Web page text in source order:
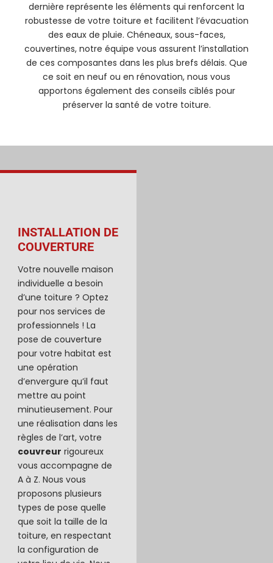
dernière représente les éléments qui renforcent la
robustesse de votre toiture et facilitent l’évacuation
des eaux de pluie. Chéneaux, sous-faces,
couvertines, notre équipe vous assurent l’installation
de ces composantes dans les plus brefs délais. Que
ce soit en neuf ou en rénovation, nous vous
apportons également des conseils ciblés pour
préserver la santé de votre toiture.
INSTALLATION DE
COUVERTURE
Votre nouvelle maison
individuelle a besoin
d’une toiture ? Optez
pour nos services de
professionnels ! La
pose decouverture
pour votre habitat est
une opération
d’envergure qu’il faut
mettre au point
minutieusement. Pour
une réalisation dans les
règles de l’art, votre
couvreur rigoureux
vous accompagne de
A à Z. Nous vous
proposons plusieurs
types de pose quelle
que soit la taille de la
toiture, en respectant
la configuration de